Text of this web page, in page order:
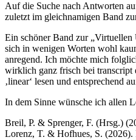
Auf die Suche nach Antworten
zuletzt im gleichnamigen Band
Ein schöner Band zur „Virtuellen
sich in wenigen Worten wohl
anregend. Ich möchte mich
wirklich ganz frisch bei transcript
‚linear‘ lesen und entsprechend
In dem Sinne wünsche ich allen
Breil, P. & Sprenger, F. (Hrsg.)
Lorenz, T. & Hofhues, S.